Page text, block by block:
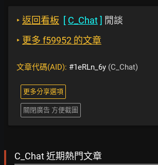
‣ 返回看板 [ C_Chat] 閒談
‣ 更多 f59952 的文章
文章代碼(AID): #1eRLn_6y (C_Chat)
更多分享選項
關閉廣告 方便截圖
C_Chat 近期熱門文章